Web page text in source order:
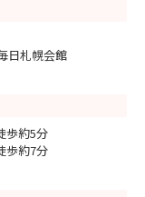
日札幌会館
歩約5分
歩約7分